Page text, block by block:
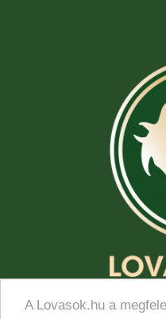
A Lovasok.hu a
© Lovasok.hu